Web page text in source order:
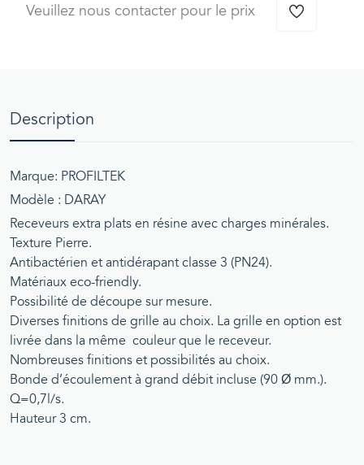
Veuillez nous contacter pour le prix
Description
Marque: PROFILTEK
Modèle : DARAY
Receveurs extra plats en résine avec charges minérales.
Texture Pierre.
Antibactérien et antidérapant classe 3 (PN24).
Matériaux eco-friendly.
Possibilité de découpe sur mesure.
Diverses finitions de grille au choix. La grille en option est
livrée dans la même couleur que le receveur.
Nombreuses finitions et possibilités au choix.
Bonde d’écoulement à grand débit incluse (90 Ø mm.).
Q=0,7l/s.
Hauteur 3 cm.